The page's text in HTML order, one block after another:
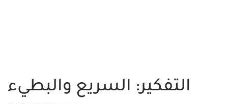
التفكير: السريع والبطيء